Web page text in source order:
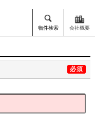
物件検索 会社概要
必須